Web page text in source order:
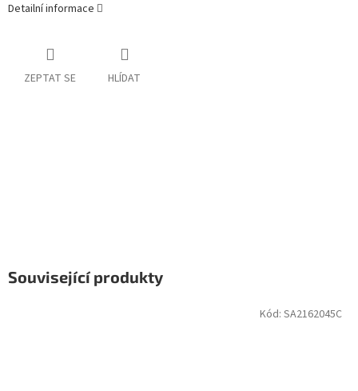
Detailní informace
ZEPTAT SE HLÍDAT
Související produkty
Kód: SA2162045C